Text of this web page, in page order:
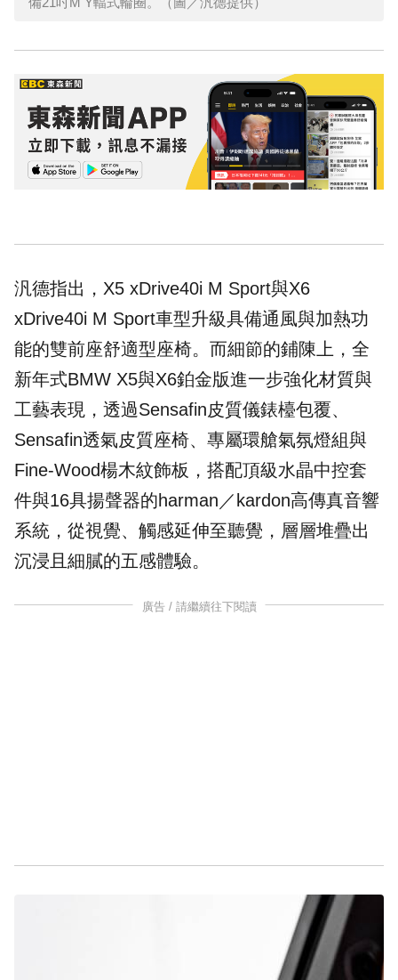
汎德指出，X5 xDrive40i M Sport與X6
xDrive40i M Sport車型升級具備通風與加熱功
能的雙前座舒適型座椅。而細節的鋪陳上，全
新年式BMW X5與X6鉑金版進一步強化材質與
工藝表現，透過Sensafin皮質儀錶檯包覆、
Sensafin透氣皮質座椅、專屬環艙氣氛燈組與
Fine-Wood楊木紋飾板，搭配頂級水晶中控套
件與16具揚聲器的harman／kardon高傳真音響
系統，從視覺、觸感延伸至聽覺，層層堆疊出
沉浸且細膩的五感體驗。
廣告 / 請繼續往下閱讀